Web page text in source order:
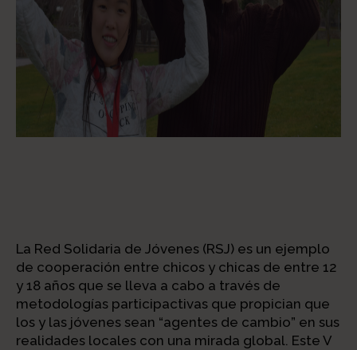
La Red Solidaria de Jóvenes (RSJ) es un ejemplo
de cooperación entre chicos y chicas de entre 12
y 18 años que se lleva a cabo a través de
metodologías participactivas que propician que
los y las jóvenes sean “agentes de cambio” en sus
realidades locales con una mirada global. Este V